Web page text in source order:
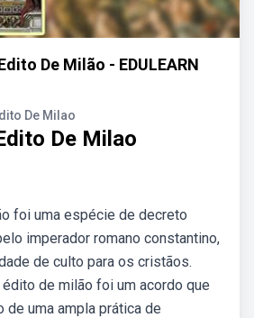
De Milão - EDULEARN
De Milao
De Milao
foi uma espécie de decreto
imperador romano constantino,
de culto para os cristãos.
de milão foi um acordo que
de uma ampla prática de